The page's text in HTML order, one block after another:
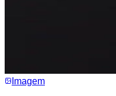
Imagem